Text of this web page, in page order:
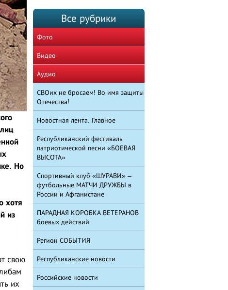
Но
хотя
из
свою
их
Все рубрики
Фото
Видео
Аудио
СВОих не бросаем! Во имя защиты
Отечества!
Новостная лента. Главное
Республиканский фестиваль
патриотической песни «БОЕВАЯ
ВЫСОТА»
Спортивный клуб «ШУРАВИ» –
футбольные МАТЧИ ДРУЖБЫ в
России и Афганистане
ПАРАДНАЯ КОРОБКА ВЕТЕРАНОВ
боевых действий
Регион СОБЫТИЯ
Республиканские новости
Российские новости